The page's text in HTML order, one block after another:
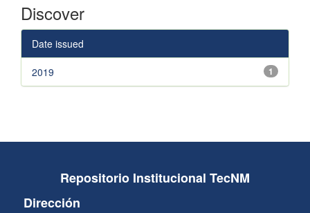
Discover
Date issued
1
2019
Repositorio Institucional TecNM
Dirección